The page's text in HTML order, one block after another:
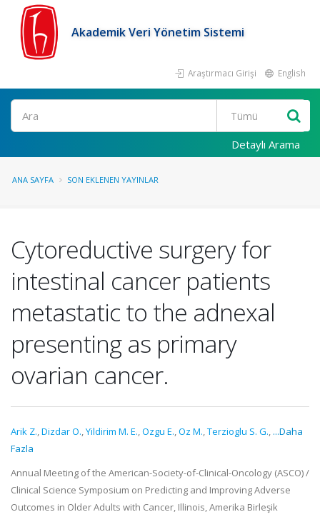
Akademik Veri Yönetim Sistemi
Araştırmacı Girişi English
Ara
Detaylı Arama
ANA SAYFA SON EKLENEN YAYINLAR
Cytoreductive surgery for
intestinal cancer patients
metastatic to the adnexal
presenting as primary
ovarian cancer.
Arik Z.,Dizdar O.,Yildirim M. E.,Ozgu E.,Oz M.,Terzioglu S. G., ...Daha
Fazla
Annual Meeting of the American-Society-of-Clinical-Oncology (ASCO) /
Clinical Science Symposium on Predicting and Improving Adverse
Outcomes in Older Adults with Cancer, Illinois, Amerika Birleşik